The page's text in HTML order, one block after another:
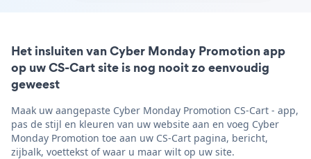
Het insluiten van Cyber Monday Promotion app
op uw CS-Cart site is nog nooit zo eenvoudig
geweest
Maak uw aangepaste Cyber Monday Promotion CS-Cart - app,
pas de stijl en kleuren van uw website aan en voeg Cyber
Monday Promotion toe aan uw CS-Cart pagina, bericht,
zijbalk, voettekst of waar u maar wilt op uw site.